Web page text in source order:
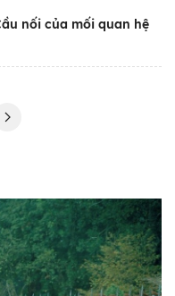
nối của mối quan hệ